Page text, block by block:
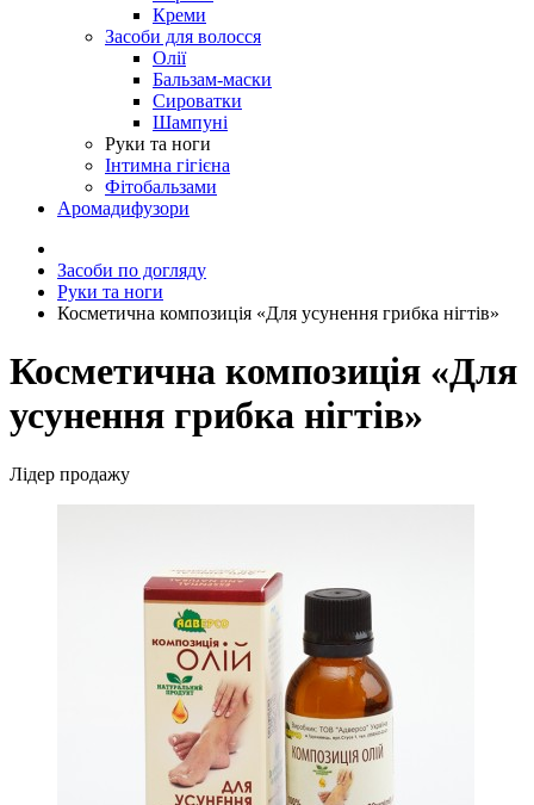
Креми
Засоби для волосся
Олії
Бальзам-маски
Сироватки
Шампуні
Руки та ноги
Інтимна гігієна
Фітобальзами
Аромадифузори
Засоби по догляду
Руки та ноги
Косметична композиція «Для усунення грибка нігтів»
Косметична композиція «Для
усунення грибка нігтів»
Лідер продажу